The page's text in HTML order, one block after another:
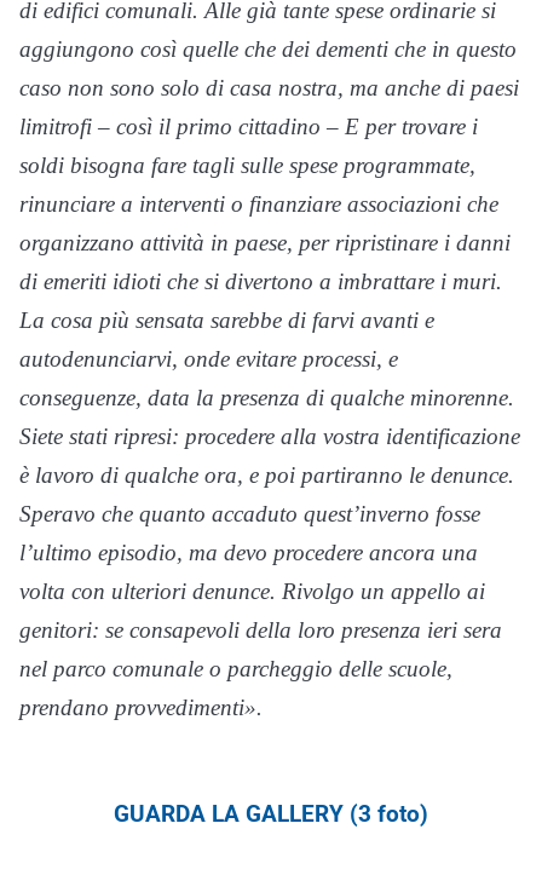
di edifici comunali. Alle già tante spese ordinarie si
aggiungono così quelle che dei dementi che in questo
caso non sono solo di casa nostra, ma anche di paesi
limitrofi – così il primo cittadino – E per trovare i
soldi bisogna fare tagli sulle spese programmate,
rinunciare a interventi o finanziare associazioni che
organizzano attività in paese, per ripristinare i danni
di emeriti idioti che si divertono a imbrattare i muri.
La cosa più sensata sarebbe di farvi avanti e
autodenunciarvi, onde evitare processi, e
conseguenze, data la presenza di qualche minorenne.
Siete stati ripresi: procedere alla vostra identificazione
è lavoro di qualche ora, e poi partiranno le denunce.
Speravo che quanto accaduto quest’inverno fosse
l’ultimo episodio, ma devo procedere ancora una
volta con ulteriori denunce. Rivolgo un appello ai
genitori: se consapevoli della loro presenza ieri sera
nel parco comunale o parcheggio delle scuole,
prendano provvedimenti».
GUARDA LA GALLERY (3 foto)